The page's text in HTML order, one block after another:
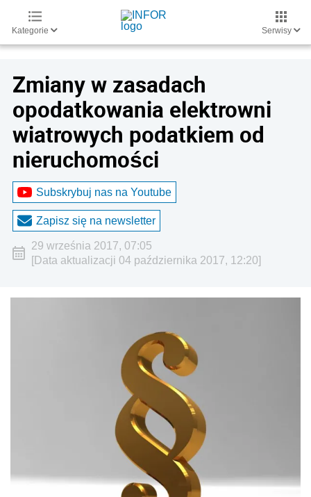
Kategorie Serwisy
Zmiany w zasadach
opodatkowania elektrowni
wiatrowych podatkiem od
nieruchomości
Subskrybuj nas na Youtube
Zapisz się na newsletter
29 września 2017, 07:05
[Data aktualizacji 04 października 2017, 12:20]